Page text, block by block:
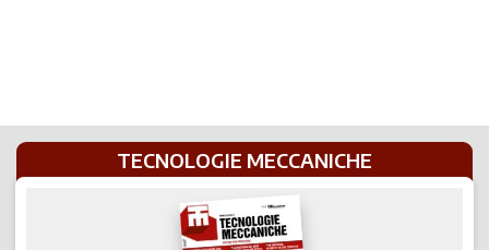
TECNOLOGIE MECCANICHE